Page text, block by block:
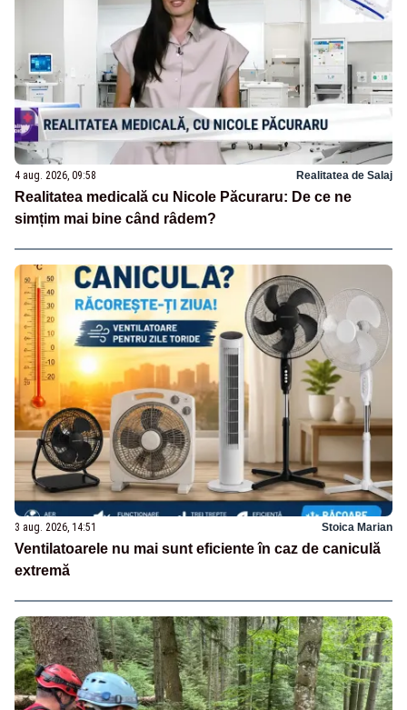
4 aug. 2026, 09:58 Realitatea de Salaj
Realitatea medicală cu Nicole Păcuraru: De ce ne
simțim mai bine când râdem?
3 aug. 2026, 14:51 Stoica Marian
Ventilatoarele nu mai sunt eficiente în caz de caniculă
extremă